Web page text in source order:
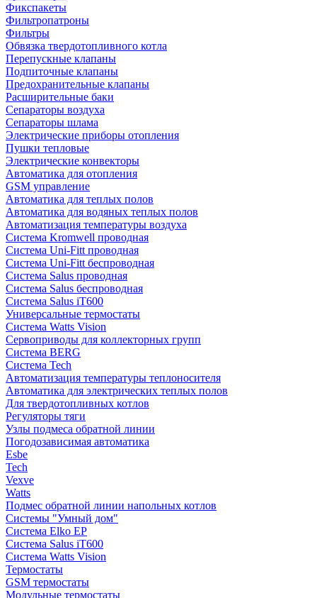
Фикспакеты
Фильтропатроны
Фильтры
Обвязка твердотопливного котла
Перепускные клапаны
Подпиточные клапаны
Предохранительные клапаны
Расширительные баки
Сепараторы воздуха
Сепараторы шлама
Электрические приборы отопления
Пушки тепловые
Электрические конвекторы
Автоматика для отопления
GSM управление
Автоматика для теплых полов
Автоматика для водяных теплых полов
Автоматизация температуры воздуха
Система Kromwell проводная
Система Uni-Fitt проводная
Система Uni-Fitt беспроводная
Система Salus проводная
Система Salus беспроводная
Система Salus iT600
Универсальные термостаты
Система Watts Vision
Сервоприводы для коллекторных групп
Система BERG
Система Tech
Автоматизация температуры теплоносителя
Автоматика для электрических теплых полов
Для твердотопливных котлов
Регуляторы тяги
Узлы подмеса обратной линии
Погодозависимая автоматика
Esbe
Tech
Vexve
Watts
Подмес обратной линии напольных котлов
Системы "Умный дом"
Система Elko EP
Система Salus iT600
Система Watts Vision
Термостаты
GSM термостаты
Модульные термостаты